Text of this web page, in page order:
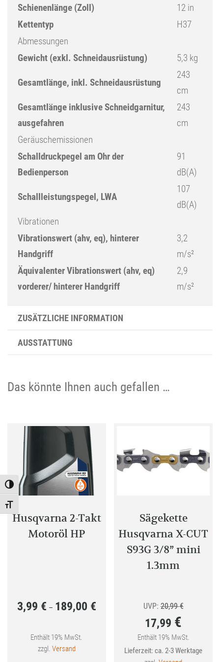
Toggle High Contrast
Toggle Font size
Schienenlänge (Zoll)
12 in
Kettentyp
H37
Abmessungen
Gewicht (exkl. Schneidausrüstung)
5,3 kg
Gesamtlänge, inkl. Schneidausrüstung
243
cm
Gesamtlänge inklusive Schneidgarnitur,
ausgefahren
243
cm
Geräuschemissionen
Schalldruckpegel am Ohr der
Bedienperson
91
dB(A)
Schallleistungspegel, LWA
107
dB(A)
Vibrationen
Vibrationswert (ahv, eq), hinterer
Handgriff
3,2
m/s²
Äquivalenter Vibrationswert (ahv, eq)
vorderer/ hinterer Handgriff
2,9
m/s²
ZUSÄTZLICHE INFORMATION
AUSSTATTUNG
Das könnte Ihnen auch gefallen …
Husqvarna 2-Takt
Motoröl HP
3,99 € – 189,00 €Preisspanne:
Enthält 19% MwSt.
zzgl. Versand
Sägekette
Husqvarna X-CUT
S93G 3/8” mini
1.3mm
UVP: 20,99€
war:
20,99 €
17,99 €
Aktueller
Preis
Enthält 19% MwSt.
Lieferzeit: ca. 2-3 Werktage